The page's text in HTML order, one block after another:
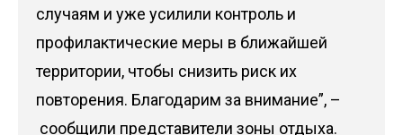
случаям и уже усилили контроль и
профилактические меры в ближайшей
территории, чтобы снизить риск их
повторения. Благодарим за внимание”, –
сообщили представители зоны отдыха.